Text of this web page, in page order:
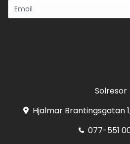
Solresor
Hjalmar Brantingsgatan
077-551